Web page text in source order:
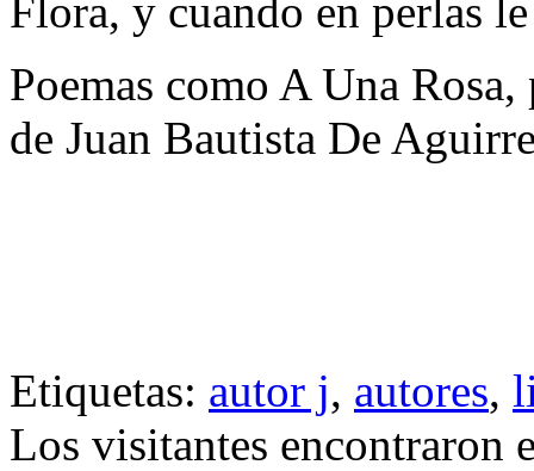
Flora, y cuando en perlas
Poemas como A Una
de Juan Bautista De
Etiquetas: autor j, autores,
Los visitantes encontraron